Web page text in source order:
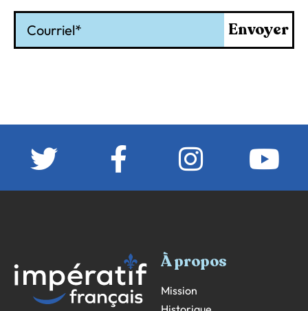
Envoyer
À propos
Mission